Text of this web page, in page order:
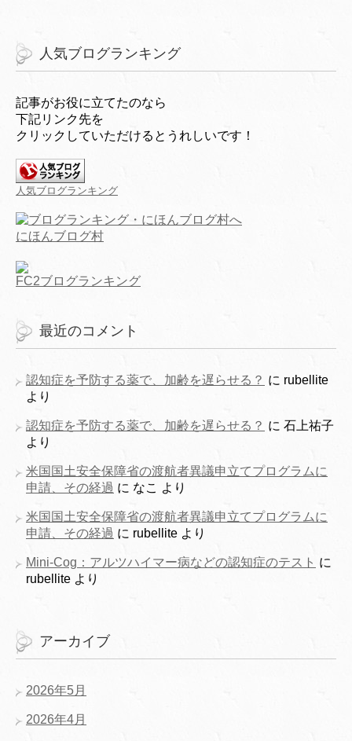
人気ブログランキング
記事がお役に立てたのなら
下記リンク先を
クリックしていただけるとうれしいです！
人気ブログランキング
にほんブログ村
FC2ブログランキング
最近のコメント
認知症を予防する薬で、加齢を遅らせる？ に rubellite
より
認知症を予防する薬で、加齢を遅らせる？ に 石上祐子
より
米国国土安全保障省の渡航者異議申立てプログラムに
申請、その経過 に なこ より
米国国土安全保障省の渡航者異議申立てプログラムに
申請、その経過 に rubellite より
Mini-Cog：アルツハイマー病などの認知症のテスト に
rubellite より
アーカイブ
2026年5月
2026年4月